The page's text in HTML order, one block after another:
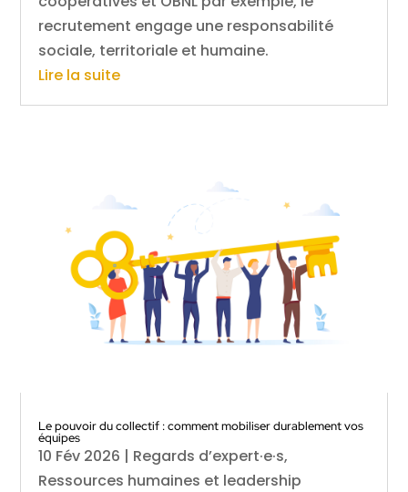
recrutement engage une responsabilité
sociale, territoriale et humaine.
Lire la suite
Le pouvoir du collectif : comment mobiliser durablement vos
équipes
10 Fév 2026 | Regards d’expert·e·s,
Ressources humaines et leadership